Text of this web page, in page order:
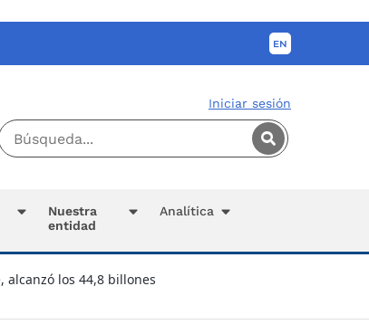
Iniciar sesión
Nuestra
entidad
Analítica
alcanzó los 44,8 billones